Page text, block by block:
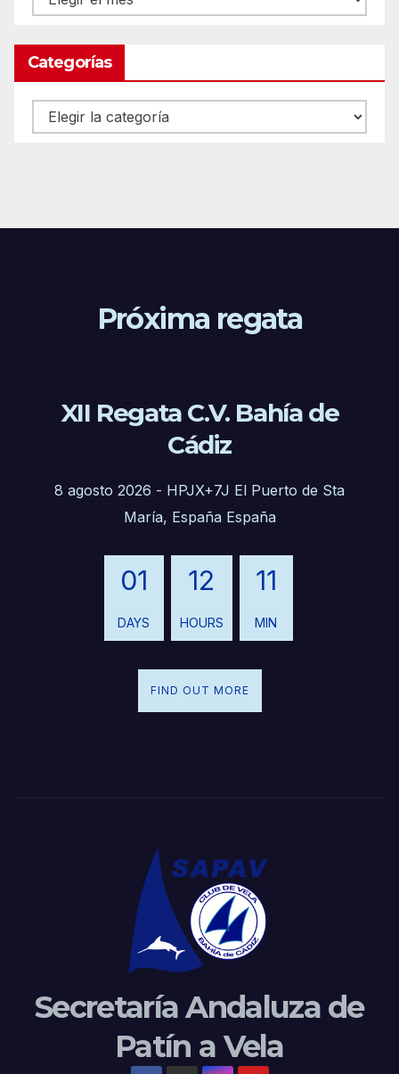
Categorías
Categorías
Próxima regata
XII Regata C.V. Bahía de
Cádiz
8 agosto 2026 - HPJX+7J El Puerto de Sta
María, España España
01
DAYS
12
HOURS
11
MIN
FIND OUT MORE
Secretaría Andaluza de
Patín a Vela